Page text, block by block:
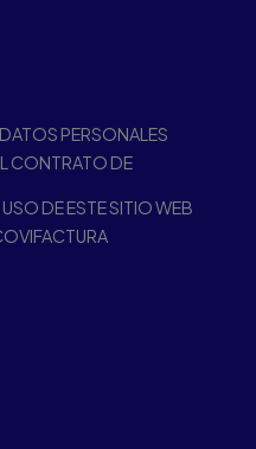
PERSONALES
CONTRATO DE
DE ESTE SITIO WEB